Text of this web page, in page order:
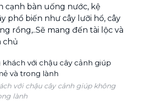
cạnh bàn uống nước, kệ
phổ biến như cây lưỡi hổ, cây
rồng,..Sẽ mang đến tài lộc và
chủ
với chậu cây cảnh giúp không
lành